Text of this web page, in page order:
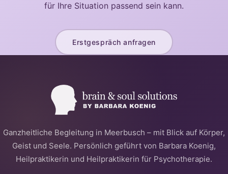
für Ihre Situation passend sein kann.
Erstgespräch anfragen
Ganzheitliche Begleitung in Meerbusch – mit Blick auf Körper,
Geist und Seele. Persönlich geführt von Barbara Koenig,
Heilpraktikerin und Heilpraktikerin für Psychotherapie.